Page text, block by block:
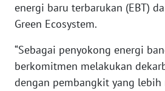
energi baru terbarukan (EBT)
Green Ecosystem.
“Sebagai penyokong energi
berkomitmen melakukan
dengan pembangkit yang lebih
WN
KEPRI
WN
PAPUA